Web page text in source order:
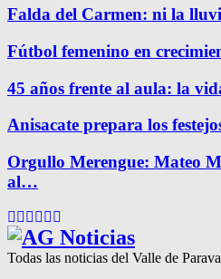
Falda del Carmen: ni la
Fútbol femenino en
45 años frente al aula: la
Anisacate prepara los
Orgullo Merengue: Mateo
al…
Facebook
Twitter
Instagram
Pinterest
Google
Todas las noticias del Valle de